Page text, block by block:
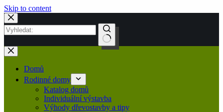
Skip to content
Domů
Rodinné domy
Katalog domů
Individuální výstavba
Výhody dřevostavby a tipy